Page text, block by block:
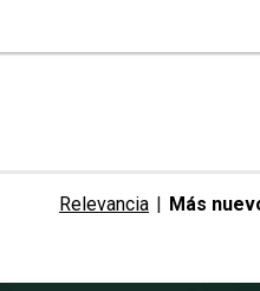
Relevancia | Más